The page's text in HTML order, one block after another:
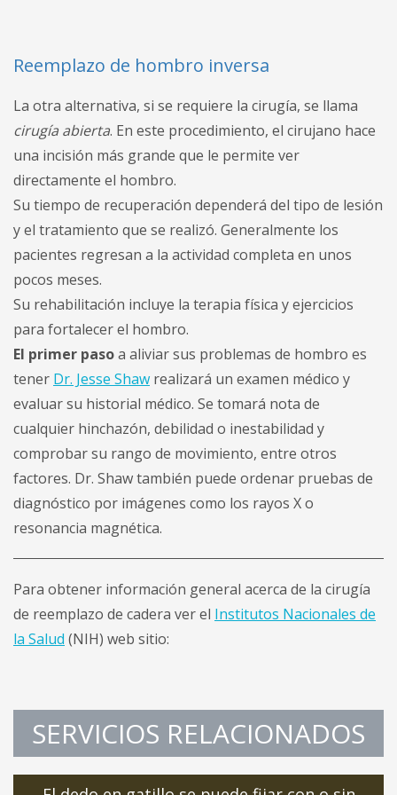
Reemplazo de hombro inversa
La otra alternativa, si se requiere la cirugía, se llama
cirugía abierta. En este procedimiento, el cirujano hace
una incisión más grande que le permite ver
directamente el hombro.
Su tiempo de recuperación dependerá del tipo de lesión
y el tratamiento que se realizó. Generalmente los
pacientes regresan a la actividad completa en unos
pocos meses.
Su rehabilitación incluye la terapia física y ejercicios
para fortalecer el hombro.
El primer pasoa aliviar sus problemas de hombro es
tener Dr. Jesse Shaw realizará un examen médico y
evaluar su historial médico. Se tomará nota de
cualquier hinchazón, debilidad o inestabilidad y
comprobar su rango de movimiento, entre otros
factores. Dr. Shaw también puede ordenar pruebas de
diagnóstico por imágenes como los rayos X o
resonancia magnética.
Para obtener información general acerca de la cirugía
de reemplazo de cadera ver el Institutos Nacionales de
la Salud (NIH) web sitio:
SERVICIOS RELACIONADOS